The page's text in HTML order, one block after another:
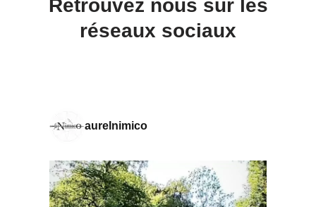
Retrouvez nous sur les
réseaux sociaux
aurelnimico